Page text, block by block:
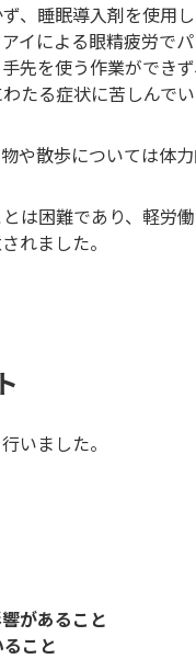
、睡眠導入剤を使用
イによる眼精疲労で
先を使う作業ができ
たる症状に苦しんでい
や散歩については体
は困難であり、軽労
れました。
いました。
があること
こと